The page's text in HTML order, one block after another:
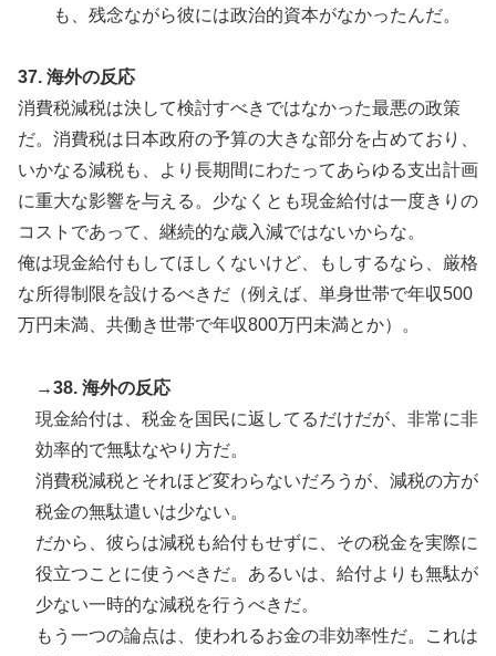
も、残念ながら彼には政治的資本がなかったんだ。
37. 海外の反応
消費税減税は決して検討すべきではなかった最悪の政策
だ。消費税は日本政府の予算の大きな部分を占めており、
いかなる減税も、より長期間にわたってあらゆる支出計画
に重大な影響を与える。少なくとも現金給付は一度きりの
コストであって、継続的な歳入減ではないからな。
俺は現金給付もしてほしくないけど、もしするなら、厳格
な所得制限を設けるべきだ（例えば、単身世帯で年収500
万円未満、共働き世帯で年収800万円未満とか）。
→38. 海外の反応
現金給付は、税金を国民に返してるだけだが、非常に非
効率的で無駄なやり方だ。
消費税減税とそれほど変わらないだろうが、減税の方が
税金の無駄遣いは少ない。
だから、彼らは減税も給付もせずに、その税金を実際に
役立つことに使うべきだ。あるいは、給付よりも無駄が
少ない一時的な減税を行うべきだ。
もう一つの論点は、使われるお金の非効率性だ。これは